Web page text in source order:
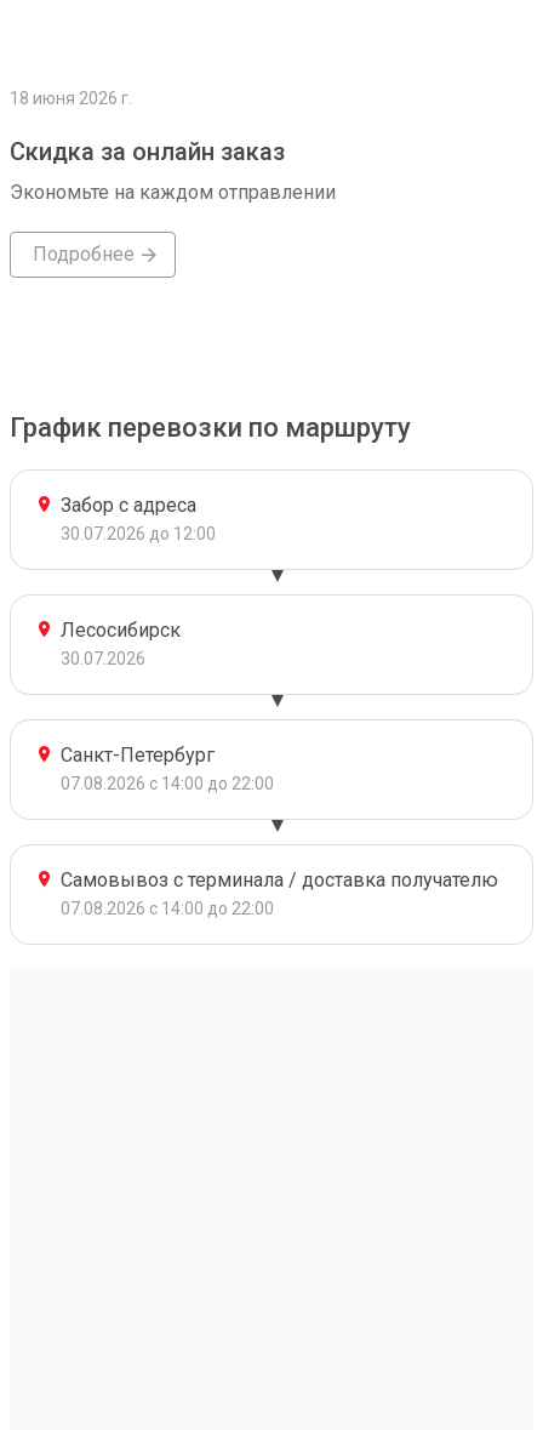
18 июня 2026 г.
Скидка за онлайн заказ
Экономьте на каждом отправлении
Подробнее
График перевозки по маршруту
Забор с адреса
30.07.2026 до 12:00
Лесосибирск
30.07.2026
Санкт-Петербург
07.08.2026 с 14:00 до 22:00
Самовывоз с терминала / доставка получателю
07.08.2026 с 14:00 до 22:00